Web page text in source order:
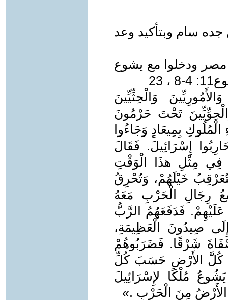
جده سام وبتأكيد وعد
مصر ودخلوا مع يشوع
23
وَالْحِثِّيِّينَ
تَحْتَ حَرْمُونَ
بِمِيعَادٍ وَجَاءُوا
إِسْرَائِيلَ. فَقَالَ
فِي مِثْلِ هذَا الْوَقْتِ
خَيْلَهُمْ، وَتُحْرِقُ
رِجَالِ الْحَرْبِ مَعَهُ
عَلَيْهِمْ. فَدَفَعَهُمُ الرَّبُّ
صِيدُونَ الْعَظِيمَةِ،
شَرْقًا. فَضَرَبُوهُمْ
كُلَّ الأَرْضِ حَسَبَ كُلِّ
مُلْكًا لإِسْرَائِيلَ
مِنَ الْحَرْبِ .»